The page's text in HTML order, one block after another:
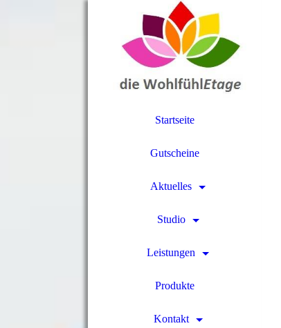
Startseite
Gutscheine
Aktuelles
Studio
Leistungen
Produkte
Kontakt